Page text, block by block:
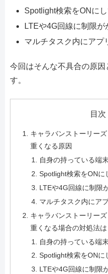
Spotlight検索をONに
LTEや4G回線に制限が
マルチタスク内にアプ
今回はそんな不具合の原
す。
目次
キャラバンストーリー
重くなる原因
自身の持っている端
Spotlight検索をONに
LTEや4G回線に制限
マルチタスク内にア
キャラバンストーリー
重くなる場合の対処法は
自身の持っている端
Spotlight検索をONに
LTEや4G回線に制限